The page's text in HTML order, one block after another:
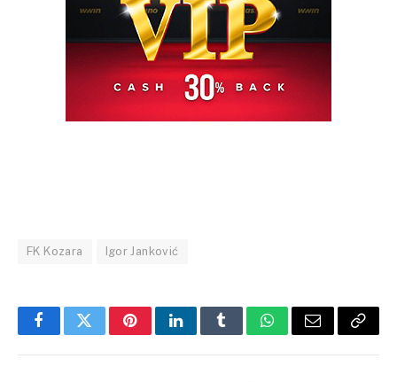
FK Kozara Igor Janković
FacebookTwitterPinterestLinkedInTumblrWhatsApp
Email Copy